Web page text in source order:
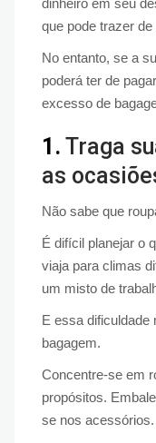
dinheiro em seu
que pode trazer de
No entanto, se a
poderá ter de
excesso de
1. Traga
as
Não sabe que
É difícil planejar o
viaja para climas
um misto de
E essa
bagagem.
Concentre-se em
propósitos.
se nos acessórios.